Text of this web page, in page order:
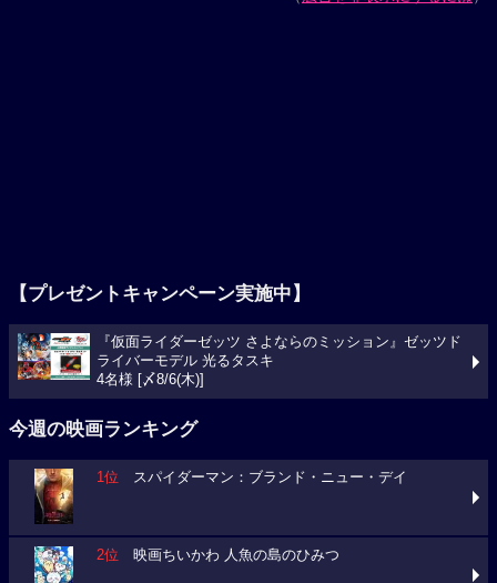
【プレゼントキャンペーン実施中】
『仮面ライダーゼッツ さよならのミッション』ゼッツド
ライバーモデル 光るタスキ
4名様 [〆8/6(木)]
今週の映画ランキング
1位 スパイダーマン：ブランド・ニュー・デイ
2位 映画ちいかわ 人魚の島のひみつ